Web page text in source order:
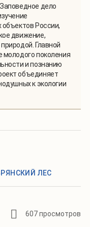
дело
объектов России,
движение,
Главной
молодого поколения
и познанию
объединяет
к экологии
ЛЕС
607 просмотров